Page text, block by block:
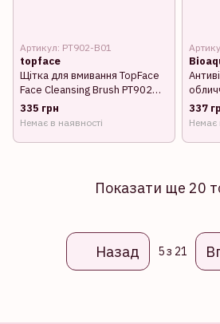
Артикул: PT902-B01
topface
Щітка для вмивання TopFace
Face Cleansing Brush PT902
B01
335 грн
Немає в наявності
337
Немає
Показати ще 20
Назад 5з 21